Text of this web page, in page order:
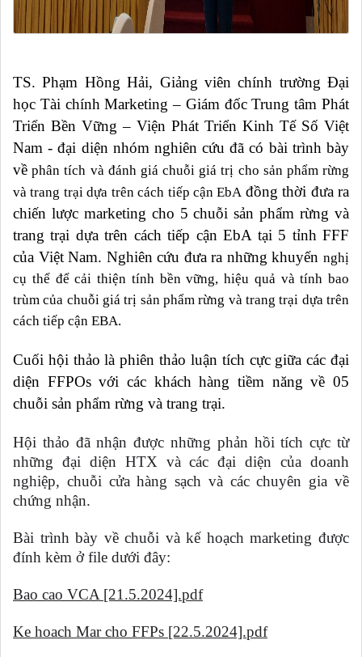
TS. Phạm Hồng Hải, Giảng viên chính trường Đại
học Tài chính Marketing – Giám đốc Trung tâm Phát
Triển Bền Vững – Viện Phát Triển Kinh Tế Số Việt
Nam- đại diện nhóm nghiên cứu đã có bài trình bày
về phân tích và đánh giá chuỗi giá trị cho sản phẩm rừng
và trang trại dựa trên cách tiếp cận EbA đồng thời đưa ra
chiến lược marketing cho 5 chuỗi sản phẩm rừng và
trang trại dựa trên cách tiếp cận EbA tại 5 tỉnh FFF
của Việt Nam. Nghiên cứu đưa ra những khuyến nghị
cụ thể để cải thiện tính bền vững, hiệu quả và tính bao
trùm của chuỗi giá trị sản phẩm rừng và trang trại dựa trên
cách tiếp cận EBA.
Cuối hội thảo là phiên thảo luận tích cực giữa các đại
diện FFPOs với các khách hàng tiềm năng về 05
chuỗi sản phẩm rừng và trang trại.
Hội thảo đã nhận được những phản hồi tích cực từ
những đại diện HTX và các đại diện của doanh
nghiệp, chuỗi cửa hàng sạch và các chuyên gia về
chứng nhận.
Bài trình bày về chuỗi và kế hoạch marketing được
đính kèm ở file dưới đây:
Bao cao VCA [21.5.2024].pdf
Ke hoach Mar cho FFPs [22.5.2024].pdf